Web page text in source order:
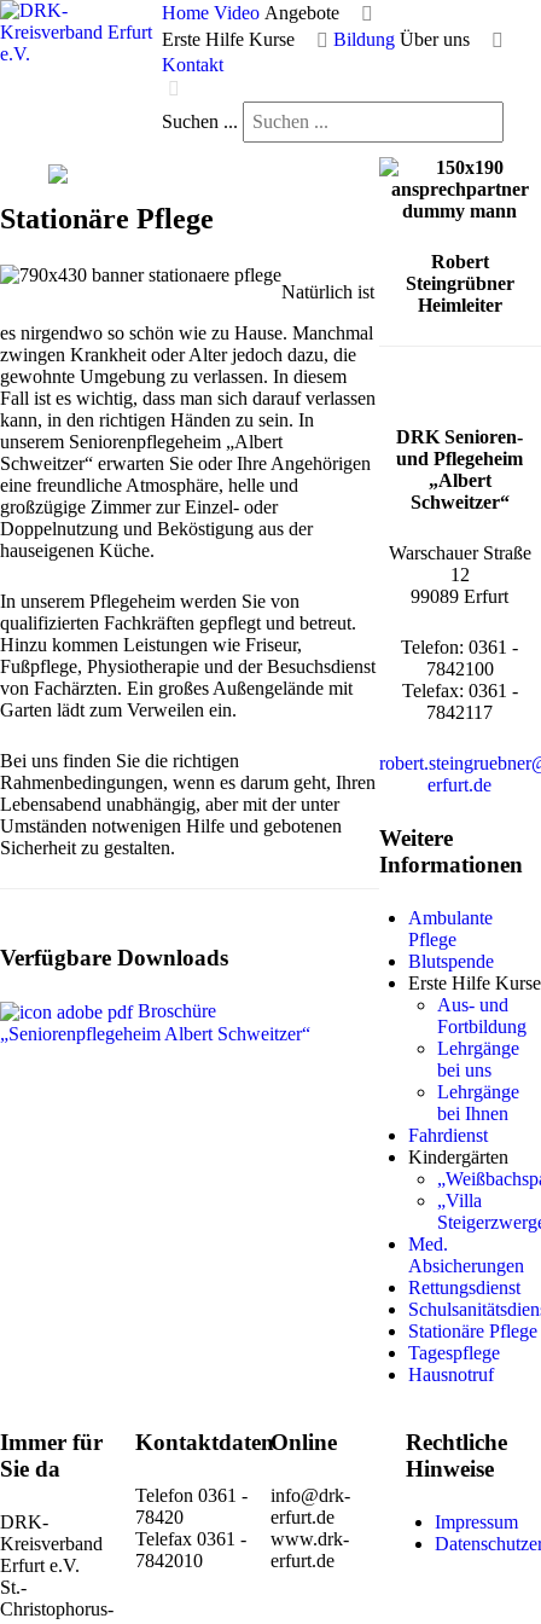
Home Video Angebote
Erste Hilfe Kurse
Bildung Über uns
Kontakt
Suchen ...
Stationäre Pflege
Natürlich ist
es nirgendwo so schön wie zu Hause. Manchmal
zwingen Krankheit oder Alter jedoch dazu, die
gewohnte Umgebung zu verlassen. In diesem
Fall ist es wichtig, dass man sich darauf verlassen
kann, in den richtigen Händen zu sein. In
unserem Seniorenpflegeheim „Albert
Schweitzer“ erwarten Sie oder Ihre Angehörigen
eine freundliche Atmosphäre, helle und
großzügige Zimmer zur Einzel- oder
Doppelnutzung und Beköstigung aus der
hauseigenen Küche.
In unserem Pflegeheim werden Sie von
qualifizierten Fachkräften gepflegt und betreut.
Hinzu kommen Leistungen wie Friseur,
Fußpflege, Physiotherapie und der Besuchsdienst
von Fachärzten. Ein großes Außengelände mit
Garten lädt zum Verweilen ein.
Bei uns finden Sie die richtigen
Rahmenbedingungen, wenn es darum geht, Ihren
Lebensabend unabhängig, aber mit der unter
Umständen notwenigen Hilfe und gebotenen
Sicherheit zu gestalten.
Verfügbare Downloads
Broschüre
„Seniorenpflegeheim Albert Schweitzer“
Robert
Steingrübner
Heimleiter
DRK Senioren-
und Pflegeheim
„Albert
Schweitzer“
Warschauer Straße
12
99089 Erfurt
Telefon: 0361 -
7842100
Telefax: 0361 -
7842117
erfurt.de
Weitere
Informationen
Ambulante
Pflege
Blutspende
Erste Hilfe Kurse
Aus- und
Fortbildung
Lehrgänge
bei uns
Lehrgänge
bei Ihnen
Fahrdienst
Kindergärten
„Villa
Med.
Absicherungen
Rettungsdienst
Stationäre Pflege
Tagespflege
Hausnotruf
Immer für
Sie da
DRK-
Kreisverband
Erfurt e.V.
St.-
Christophorus-
Kontaktdaten
Telefon 0361 -
78420
Telefax 0361 -
7842010
Online
info@drk-
erfurt.de
www.drk-
erfurt.de
Rechtliche
Hinweise
Impressum